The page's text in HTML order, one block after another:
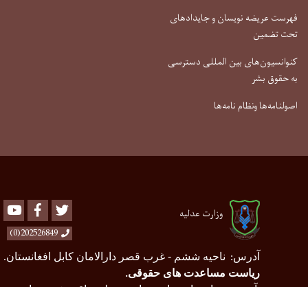
فهرست عریضه نویسان و جایدادهای
تحت تضمین
کنوانسیون‌های بین المللی دسترسی
به حقوق بشر
اصولنامه‌ها ونظام نامه‌ها
وزارت عدلیه Youtube Facebook
202526849(0)
آدرس: ناحیه ششم - غرب قصر دارالامان کابل افغانستان.
ریاست مساعدت های حقوقی.